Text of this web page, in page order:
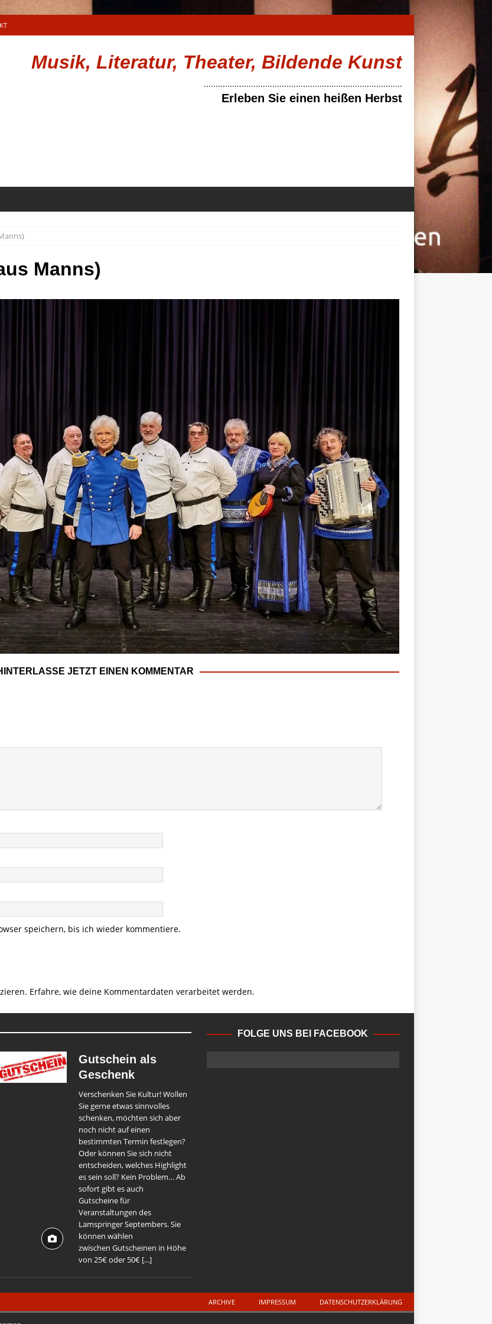
Musik, Literatur, Theater, Bildende Kunst
....................................................................................
Erleben Sie einen heißen Herbst
Manns)
JETZT EINEN KOMMENTAR
speichern, bis ich wieder kommentiere.
Erfahre, wie deine Kommentardaten verarbeitet werden.
Gutschein als
Geschenk
Verschenken Sie Kultur! Wollen
Sie gerne etwas sinnvolles
schenken, möchten sich aber
noch nicht auf einen
bestimmten Termin festlegen?
Oder können Sie sich nicht
entscheiden, welches Highlight
es sein soll? Kein Problem… Ab
sofort gibt es auch
Gutscheine für
Veranstaltungen des
Lamspringer Septembers. Sie
können wählen
zwischen Gutscheinen in Höhe
von 25€ oder 50€ [...]
FOLGE UNS BEI FACEBOOK
ARCHIVE IMPRESSUM DATENSCHUTZERKLÄRUNG